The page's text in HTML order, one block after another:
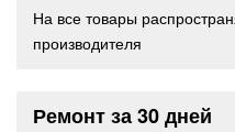
На все товары
производителя
Ремонт за 30 дней